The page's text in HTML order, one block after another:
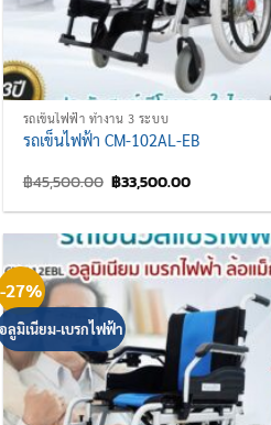
รถเข็นไฟฟ้า ทำงาน 3 ระบบ
รถเข็นไฟฟ้า CM-102AL-EB
฿45,500.00 Original
price
was:
฿33,500.00Current
is:
-27%
อลูมิเนียม-เบรกไฟฟ้า